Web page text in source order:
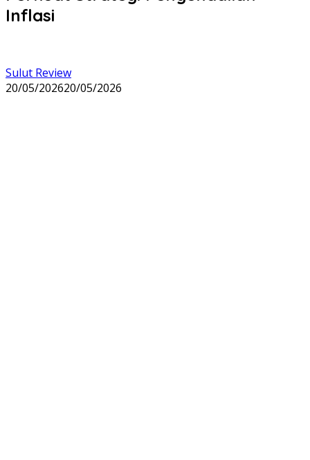
Inflasi
Sulut Review
20/05/202620/05/2026